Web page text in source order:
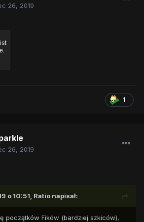
26, 2019
1
26, 2019
o 10:51, Ratio napisał:
początków Fików (bardziej szkiców),